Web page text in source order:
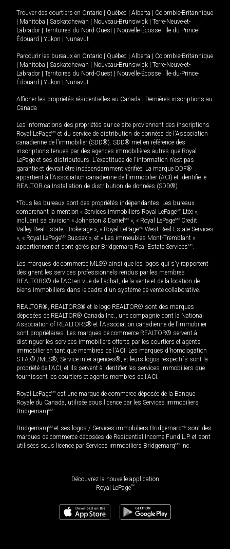
Trouver des courtiers en Ontario | Québec | Alberta | Colombie-Britannique
| Manitoba | Saskatchewan | Nouveau-Brunswick | Terre-Neuve-et-
Labrador | Territoires du Nord-Ouest | Nouvelle-Écosse | Île-du-Prince-
Édouard | Yukon | Nunavut
Parcourir les bureaux en Ontario | Québec | Alberta | Colombie-Britannique
| Manitoba | Saskatchewan | Nouveau-Brunswick | Terre-Neuve-et-
Labrador | Territoires du Nord-Ouest | Nouvelle-Écosse | Île-du-Prince-
Édouard | Yukon | Nunavut
Afficher les propriétés résidentielles au Canada | Dernières inscriptions au
Canada
Les informations des propriétés sur ce site proviennent des inscriptions
Royal LePageMD et du service de distribution de données de l'Association
canadienne de l’immobilier (SDD®). SDD® met en référence des
inscriptions tenues par des agences immobilières autres que Royal
LePage et ses distributeurs. L'exactitude de l'information n'est pas
garantie et devrait être indépendamment vérifiée. La marque DDF®
appartient à l'Association canadienne de l’immobilier (ACI) et identifie le
REALTOR.ca Installation de distribution de données (SDD®).
*Tous les bureaux sont des propriétés indépendantes. Les bureaux
comprenant la mention « Services immobiliers Royal LePageMD Ltée »,
incluant sa division « Johnston & Daniel MD », « Royal LePageMD Credit
Valley Real Estate, Brokerage », « Royal LePageMD West Real Estate Services
», « Royal LePageMD Sussex », et « Les immeubles Mont-Tremblant »
appartiennent et sont gérés par Bridgemarq Real Estate ServicesMD
Les marques de commerce MLS® ainsi que les logos qui s'y rapportent
désignent les services professionnels rendus par les membres
REALTORS® de l'ACI en vue de l'achat, de la vente et de la location de
biens immobiliers dans le cadre d'un système de vente collaborative.
REALTOR®, REALTORS® et le logo REALTOR® sont des marques
déposées de REALTOR® Canada Inc., une compagnie dont la National
Association of REALTORS® et l'Association canadienne de l’immobilier
sont propriétaires. Les marques de commerce REALTOR® servent à
distinguer les services immobiliers offerts par les courtiers et agents
immobilier en tant que membres de l'ACI. Les marques d'homologation
S.I.A.® /MLS®, Service inter-agences®, et leurs logos respectifs sont la
propriété de l'ACI, et ils servent à identifier les services immobiliers que
fournissent les courtiers et agents membres de l'ACI.
Royal LePageMD est une marque de commerce déposée de la Banque
Royale du Canada, utilisée sous licence par les Services immobiliers
BridgemarqMD
BridgemarqMD et ses logos / Services immobiliers BridgemarqMD sont des
marques de commerce déposées de Residential Income Fund L.P. et sont
utilisées sous licence par Services immobiliers BridgemarqMD Inc.
Découvrez la nouvelle application
Royal LePageMD